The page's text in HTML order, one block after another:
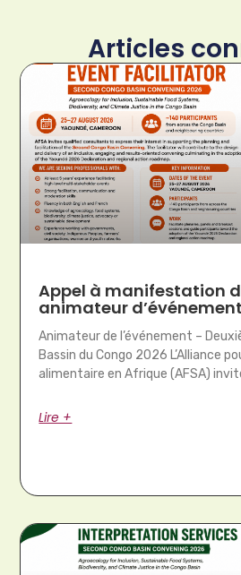
Articles
Appel à manifestation
animateur
Animateur de l’événement –
Bassin du Congo 2026 L’Alliance
alimentaire en Afrique (AFSA)
Lire +